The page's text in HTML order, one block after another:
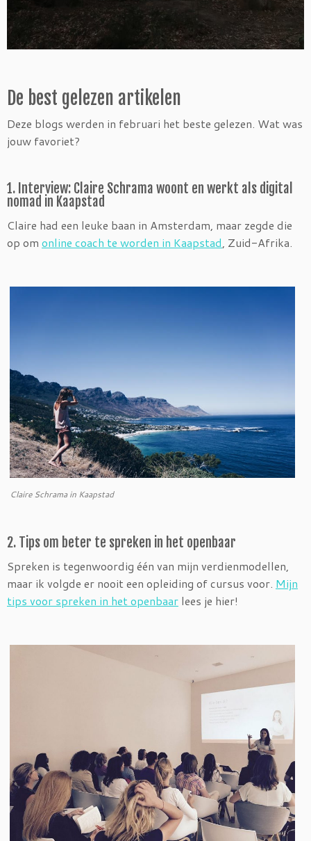
De best gelezen artikelen
Deze blogs werden in februari het beste gelezen. Wat was
jouw favoriet?
1. Interview: Claire Schrama woont en werkt als digital
nomad in Kaapstad
Claire had een leuke baan in Amsterdam, maar zegde die
op om online coach te worden in Kaapstad, Zuid-Afrika.
Claire Schrama in Kaapstad
2. Tips om beter te spreken in het openbaar
Spreken is tegenwoordig één van mijn verdienmodellen,
maar ik volgde er nooit een opleiding of cursus voor. Mijn
tips voor spreken in het openbaar lees je hier!